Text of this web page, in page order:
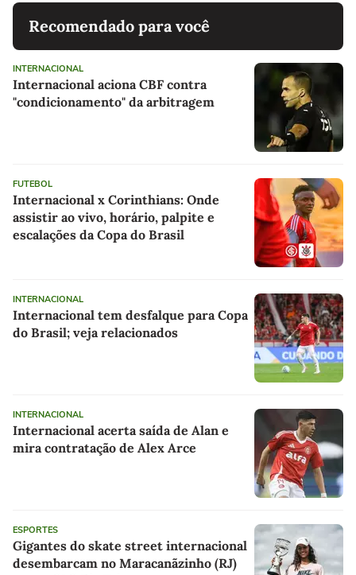
Recomendado para você
INTERNACIONAL
Internacional aciona CBF contra
"condicionamento" da arbitragem
FUTEBOL
Internacional x Corinthians: Onde
assistir ao vivo, horário, palpite e
escalações da Copa do Brasil
INTERNACIONAL
Internacional tem desfalque para Copa
do Brasil; veja relacionados
INTERNACIONAL
Internacional acerta saída de Alan e
mira contratação de Alex Arce
ESPORTES
Gigantes do skate street internacional
desembarcam no Maracanãzinho (RJ)